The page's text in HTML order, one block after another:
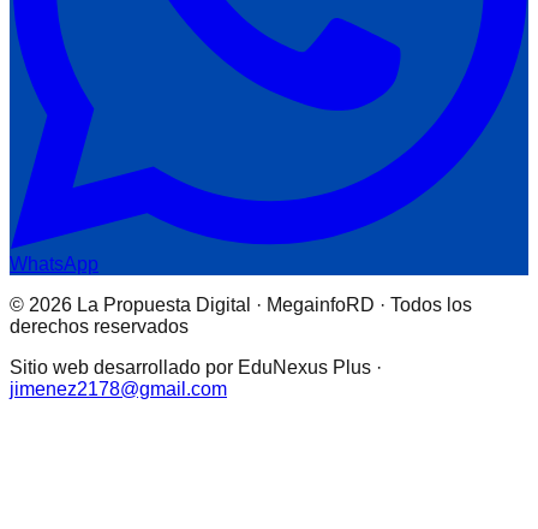
WhatsApp
© 2026 La Propuesta Digital · MegainfoRD · Todos los
derechos reservados
Sitio web desarrollado por EduNexus Plus ·
jimenez2178@gmail.com